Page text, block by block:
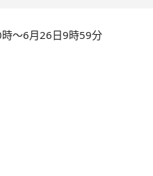
～6月26日9時59分